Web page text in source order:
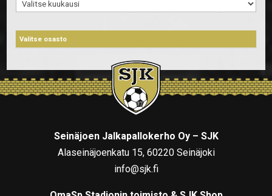
Arkistot
Seinäjoen Jalkapallokerho Oy – SJK
Alaseinäjoenkatu 15, 60220 Seinäjoki
info@sjk.fi